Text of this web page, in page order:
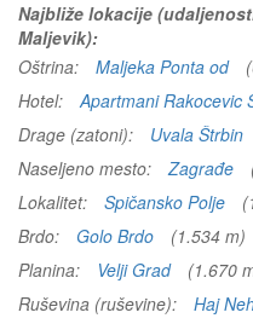
Najbliže lokacije
Maljevik):
Oštrina:
Maljeka Ponta od
Hotel:
Apartmani Rakocevic
Drage (zatoni):
Uvala Štrbin
Naseljeno mesto:
Zagrađe
Lokalitet:
Spičansko Polje
Brdo:
Golo Brdo
(1.534 m)
Planina:
Velji Grad
(1.670
Ruševina (ruševine):
Haj